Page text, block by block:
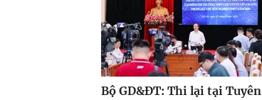
Bộ GD&ĐT: Thi lại tại Tuyên